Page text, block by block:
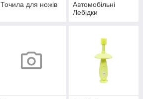
Точила для ножів
Автомобільні
Лебідки